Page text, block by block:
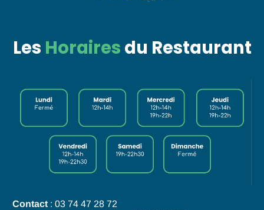
Les Horaires du Restaurant
Contact : 03 74 47 28 72